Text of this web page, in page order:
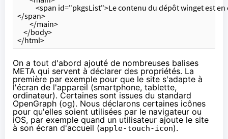
<span id="pkgsList">Le contenu du dépôt winget est en
</span>
</main>
</body>
</html>
On a tout d'abord ajouté de nombreuses balises
META qui servent à déclarer des propriétés. La
première par exemple pour que le site s'adapte à
l'écran de l'appareil (smartphone, tablette,
ordinateur). Certaines sont issues du standard
OpenGraph (og). Nous déclarons certaines icônes
pour qu'elles soient utilisées par le navigateur ou
iOS, par exemple quand un utilisateur ajoute le site
à son écran d'accueil (apple-touch-icon).